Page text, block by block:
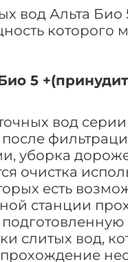
вод Альта
которого
5
вод
после
уборка
очистка
есть
станции
слитых вод,